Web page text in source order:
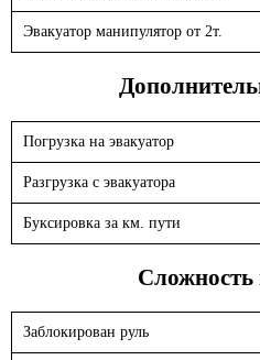
Эвакуатор манипулятор от 2т.
Погрузка на эвакуатор
Разгрузка с эвакуатора
Буксировка за км. пути
Сложность
Заблокирован руль